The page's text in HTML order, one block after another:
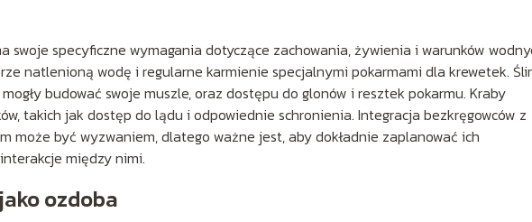
swoje specyficzne wymagania dotyczące zachowania, żywienia i warunków
natlenioną wodę i regularne karmienie specjalnymi pokarmami dla krewetek.
budować swoje muszle, oraz dostępu do glonów i resztek pokarmu. Kraby
takich jak dostęp do lądu i odpowiednie schronienia. Integracja bezkręgowców z
może być wyzwaniem, dlatego ważne jest, aby dokładnie zaplanować ich
między nimi.
ozdoba